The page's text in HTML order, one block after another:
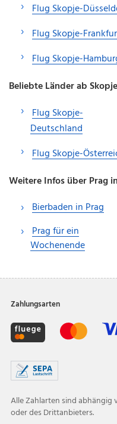
Flug Skopje-
Flug Skopje-
Flug Skopje-
Beliebte Länder ab Skopje
Flug Skopje-
Deutschland
Flug Skopje-
Weitere Infos über Prag
Bierbaden in Prag
Prag für ein
Wochenende